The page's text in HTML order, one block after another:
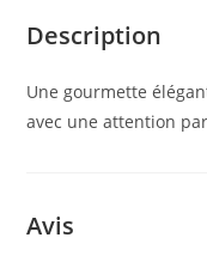
Description
Une gourmette
avec une attention
Avis